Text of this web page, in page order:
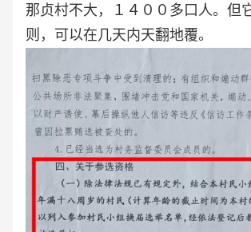
那贞村不大，１４００多口人。但
则，可以在几天内天翻地覆。